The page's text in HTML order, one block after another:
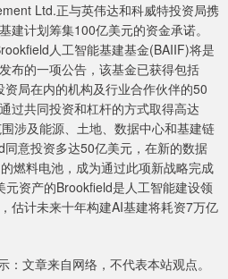
Ltd.正与英伟达和科威特投资局携
建计划筹集100亿美元的资金承诺。
人工智能基建基金(BAIIF)将是
布的一项公告，该基金已获得包括
局在内的机构及行业合作伙伴的50
过共同投资和杠杆的方式取得高达
涉及能源、土地、数据中心和基建链
意投资多达50亿美元，在新的数据
燃料电池，成为通过此项新战略完成
元资产的Brookfield是人工智能建设领
估计未来十年构建AI基建将耗资7万亿
：文章来自网络，不代表本站观点。